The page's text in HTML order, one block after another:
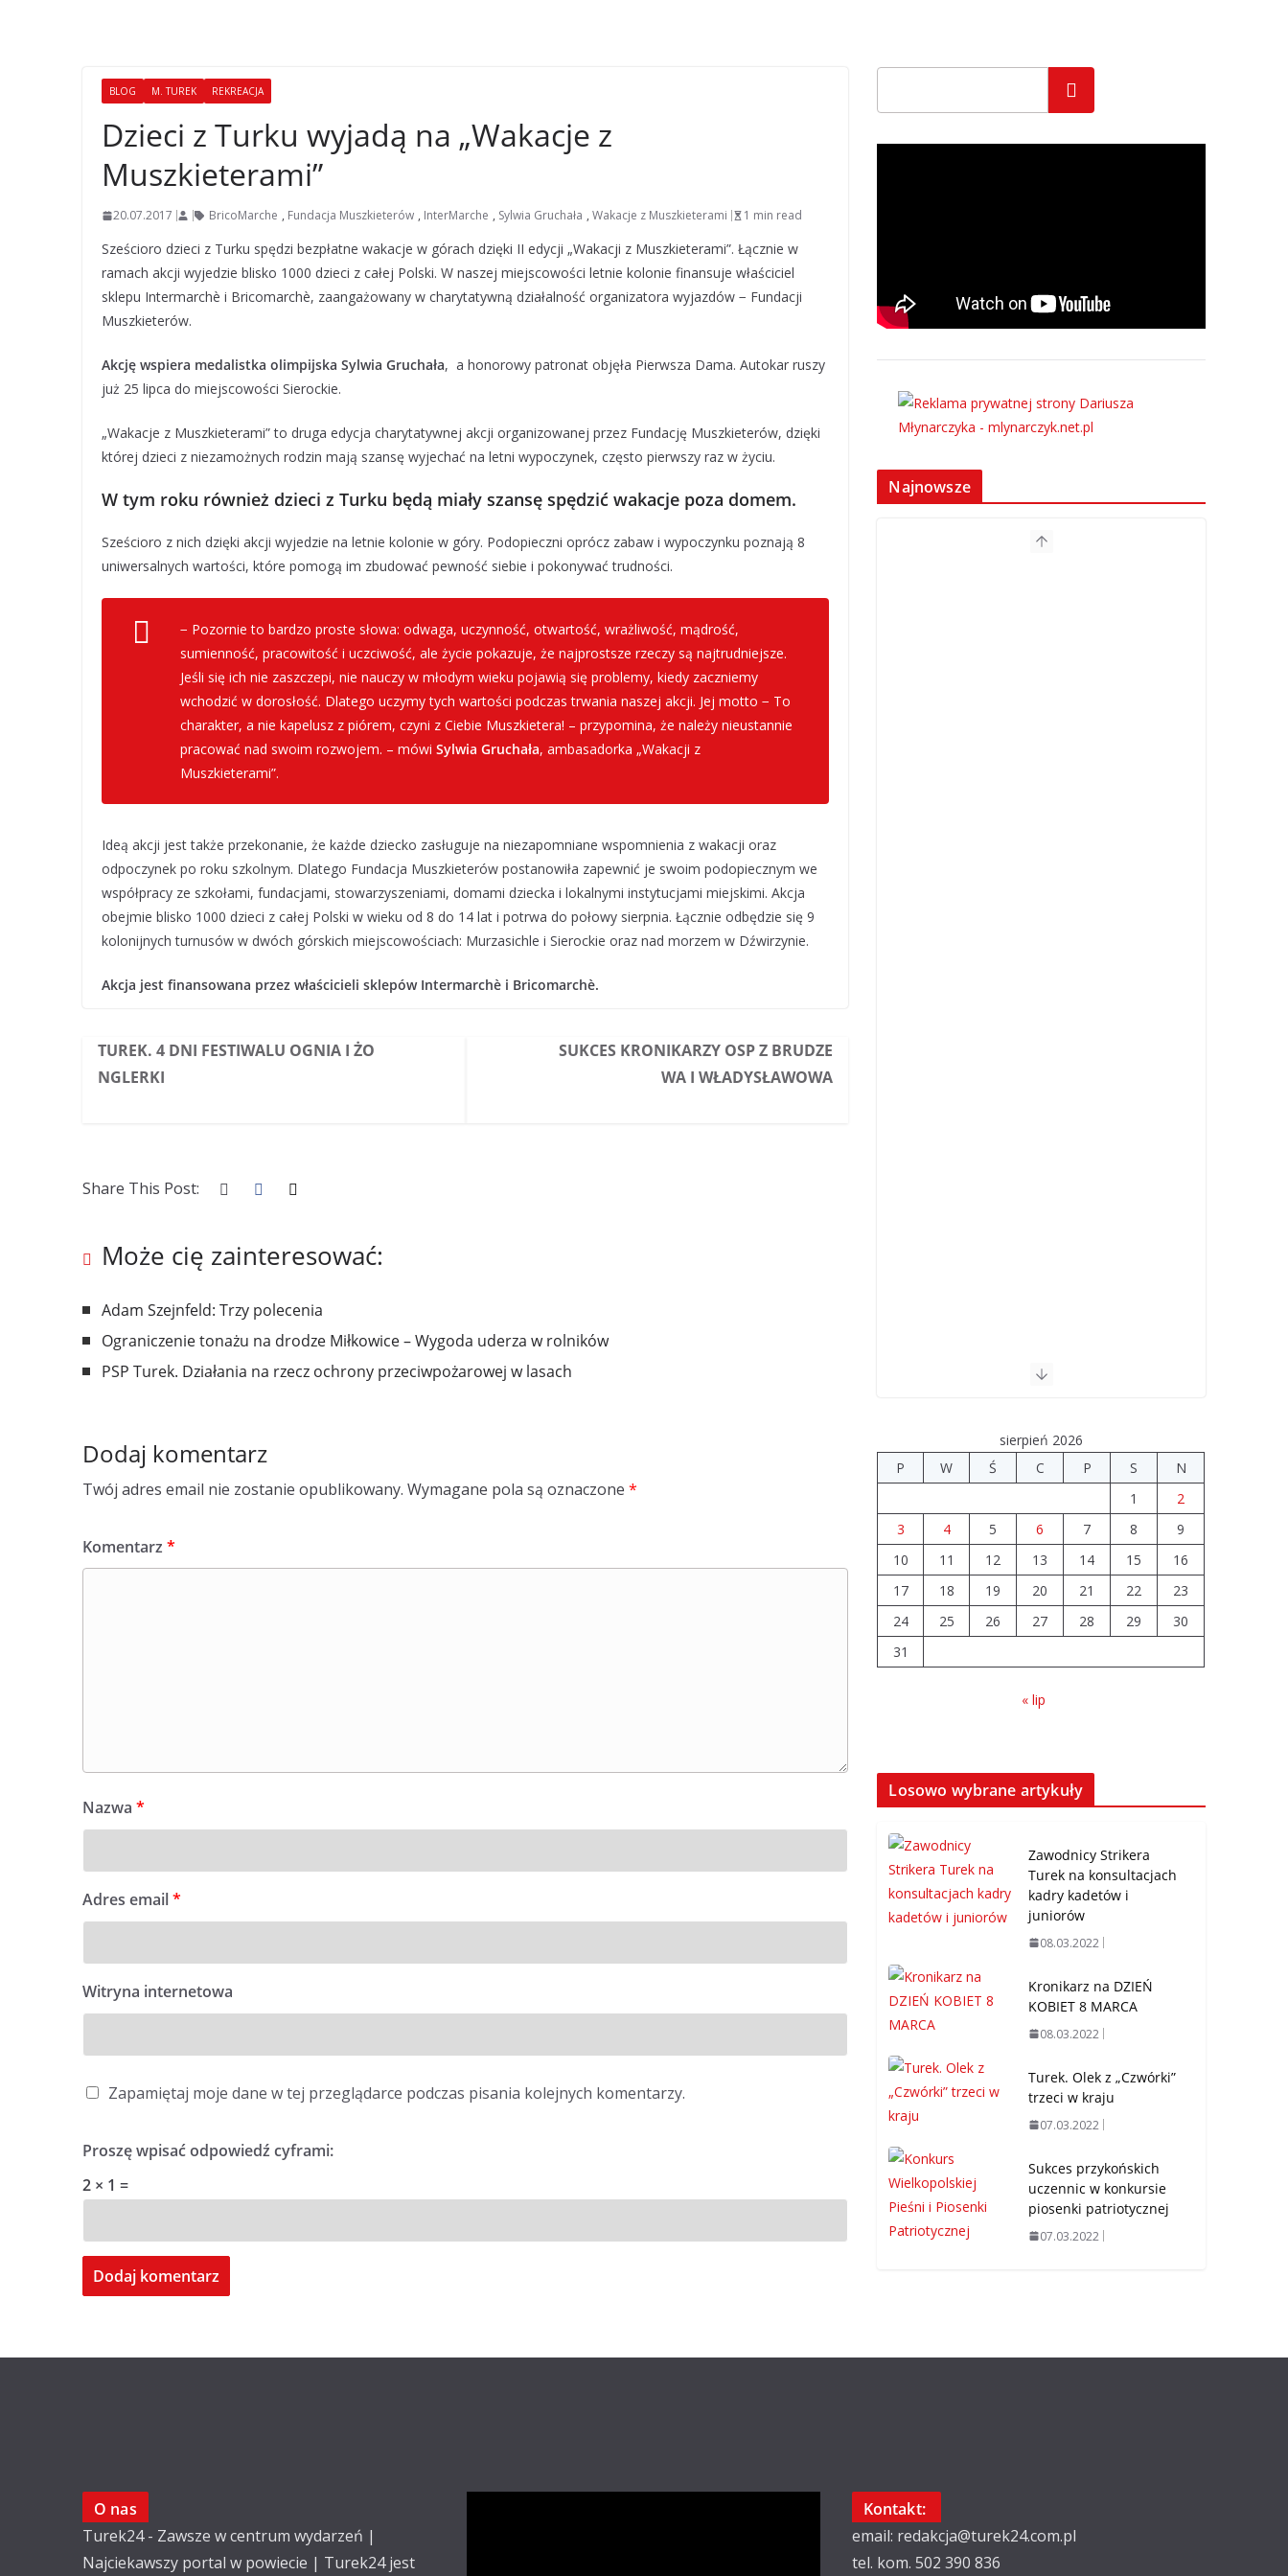
BLOG M. TUREK REKREACJA
Dzieci z Turku wyjadą na „Wakacje z
Muszkieterami”
20.07.2017 BricoMarche , Fundacja Muszkieterów , InterMarche , Sylwia Gruchała , Wakacje z Muszkieterami 1 min read
Sześcioro dzieci z Turku spędzi bezpłatne wakacje w górach dzięki II edycji „Wakacji z Muszkieterami”. Łącznie w
ramach akcji wyjedzie blisko 1000 dzieci z całej Polski. W naszej miejscowości letnie kolonie finansuje właściciel
sklepu Intermarchè i Bricomarchè, zaangażowany w charytatywną działalność organizatora wyjazdów − Fundacji
Muszkieterów.
Akcję wspiera medalistka olimpijska Sylwia Gruchała, a honorowy patronat objęła Pierwsza Dama. Autokar ruszy
już 25 lipca do miejscowości Sierockie.
„Wakacje z Muszkieterami” to druga edycja charytatywnej akcji organizowanej przez Fundację Muszkieterów, dzięki
której dzieci z niezamożnych rodzin mają szansę wyjechać na letni wypoczynek, często pierwszy raz w życiu.
W tym roku również dzieci z Turku będą miały szansę spędzić wakacje poza domem.
Sześcioro z nich dzięki akcji wyjedzie na letnie kolonie w góry. Podopieczni oprócz zabaw i wypoczynku poznają 8
uniwersalnych wartości, które pomogą im zbudować pewność siebie i pokonywać trudności.
− Pozornie to bardzo proste słowa: odwaga, uczynność, otwartość, wrażliwość, mądrość,
sumienność, pracowitość i uczciwość, ale życie pokazuje, że najprostsze rzeczy są najtrudniejsze.
Jeśli się ich nie zaszczepi, nie nauczy w młodym wieku pojawią się problemy, kiedy zaczniemy
wchodzić w dorosłość. Dlatego uczymy tych wartości podczas trwania naszej akcji. Jej motto − To
charakter, a nie kapelusz z piórem, czyni z Ciebie Muszkietera! – przypomina, że należy nieustannie
pracować nad swoim rozwojem. – mówi Sylwia Gruchała, ambasadorka „Wakacji z
Muszkieterami”.
Ideą akcji jest także przekonanie, że każde dziecko zasługuje na niezapomniane wspomnienia z wakacji oraz
odpoczynek po roku szkolnym. Dlatego Fundacja Muszkieterów postanowiła zapewnić je swoim podopiecznym we
współpracy ze szkołami, fundacjami, stowarzyszeniami, domami dziecka i lokalnymi instytucjami miejskimi. Akcja
obejmie blisko 1000 dzieci z całej Polski w wieku od 8 do 14 lat i potrwa do połowy sierpnia. Łącznie odbędzie się 9
kolonijnych turnusów w dwóch górskich miejscowościach: Murzasichle i Sierockie oraz nad morzem w Dźwirzynie.
Akcja jest finansowana przez właścicieli sklepów Intermarchè i Bricomarchè.
TUREK. 4 DNI FESTIWALU OGNIA I ŻO
NGLERKI
SUKCES KRONIKARZY OSP Z BRUDZE
WA I WŁADYSŁAWOWA
Share This Post:
Może cię zainteresować:
Adam Szejnfeld: Trzy polecenia
Ograniczenie tonażu na drodze Miłkowice – Wygoda uderza w rolników
PSP Turek. Działania na rzecz ochrony przeciwpożarowej w lasach
Dodaj komentarz
Twój adres email nie zostanie opublikowany. Wymagane pola są oznaczone *
Komentarz *
Nazwa *
Adres email*
Witryna internetowa
Zapamiętaj moje dane w tej przeglądarce podczas pisania kolejnych komentarzy.
Proszę wpisać odpowiedź cyframi:
2 × 1 =
Szukaj
Najnowsze
sierpień 2026
P
W Ś C P S
N
1
2
3
4 5 6 7 8
9
10
11 12 13 14 15
16
17
18 19 20 21 22
23
24
25 26 27 28 29
30
31
« lip
Losowo wybrane artykuły
Zawodnicy Strikera
Turek na konsultacjach
kadry kadetów i
juniorów
08.03.2022
Kronikarz na DZIEŃ
KOBIET 8 MARCA
08.03.2022
Turek. Olek z „Czwórki”
trzeci w kraju
07.03.2022
Sukces przykońskich
uczennic w konkursie
piosenki patriotycznej
07.03.2022
O nas
Turek24 - Zawsze w centrum wydarzeń |
Najciekawszy portal w powiecie | Turek24 jest
Kontakt:
email: redakcja@turek24.com.pl
tel. kom. 502 390 836